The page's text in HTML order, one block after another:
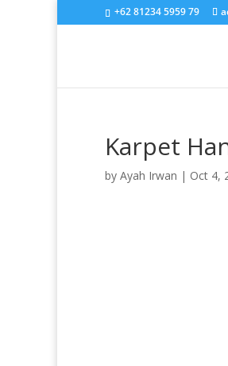
+62 81234 5959 79
Karpet
by Ayah Irwan | Oct 4,